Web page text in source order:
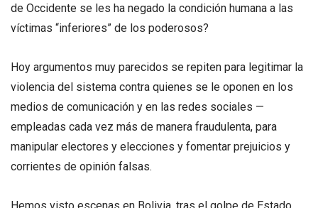
de Occidente se les ha negado la condición humana a las
víctimas “inferiores” de los poderosos?
Hoy argumentos muy parecidos se repiten para legitimar la
violencia del sistema contra quienes se le oponen en los
medios de comunicación y en las redes sociales —
empleadas cada vez más de manera fraudulenta, para
manipular electores y elecciones y fomentar prejuicios y
corrientes de opinión falsas.